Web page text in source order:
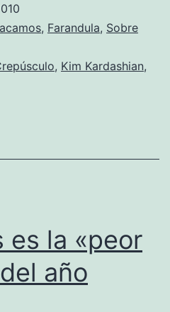
, Farandula, Sobre
, Kim Kardashian,
es la «peor
año